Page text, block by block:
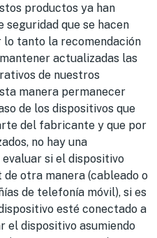
productos ya han
seguridad que se hacen
tanto la recomendación
actualizadas las
de nuestros
manera permanecer
de los dispositivos que
del fabricante y que por
no hay una
si el dispositivo
otra manera (cableado o
de telefonía móvil), si es
esté conectado a
el dispositivo asumiendo